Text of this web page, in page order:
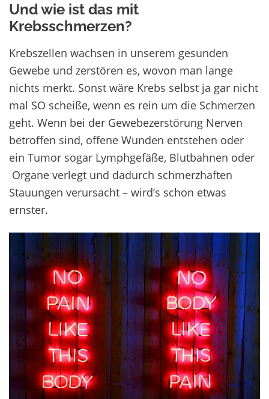
Und wie ist das mit
Krebsschmerzen?
Krebszellen wachsen in unserem gesunden
Gewebe und zerstören es, wovon man lange
nichts merkt. Sonst wäre Krebs selbst ja gar nicht
mal SO scheiße, wenn es rein um die Schmerzen
geht. Wenn bei der Gewebezerstörung Nerven
betroffen sind, offene Wunden entstehen oder
ein Tumor sogar Lymphgefäße, Blutbahnen oder
Organe verlegt und dadurch schmerzhaften
Stauungen verursacht – wird’s schon etwas
ernster.